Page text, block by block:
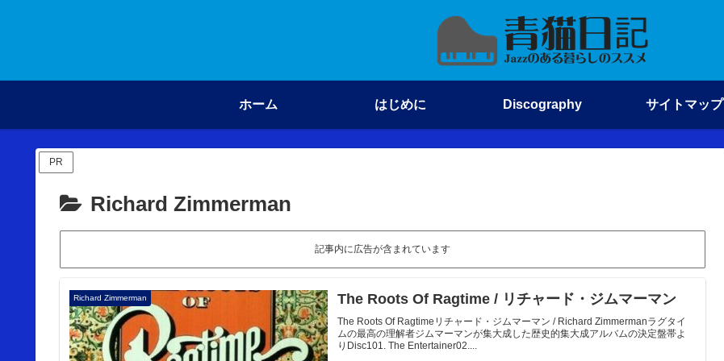
ホーム はじめに Discography サイトマップ
PR
Richard Zimmerman
記事内に広告が含まれています
Richard Zimmerman The Roots Of Ragtime / リチャード・ジムマーマン
The Roots Of Ragtimeリチャード・ジムマーマン / Richard Zimmermanラグタイ
ムの最高の理解者ジムマーマンが集大成した歴史的集大成アルバムの決定盤帯よ
りDisc101. The Entertainer02....